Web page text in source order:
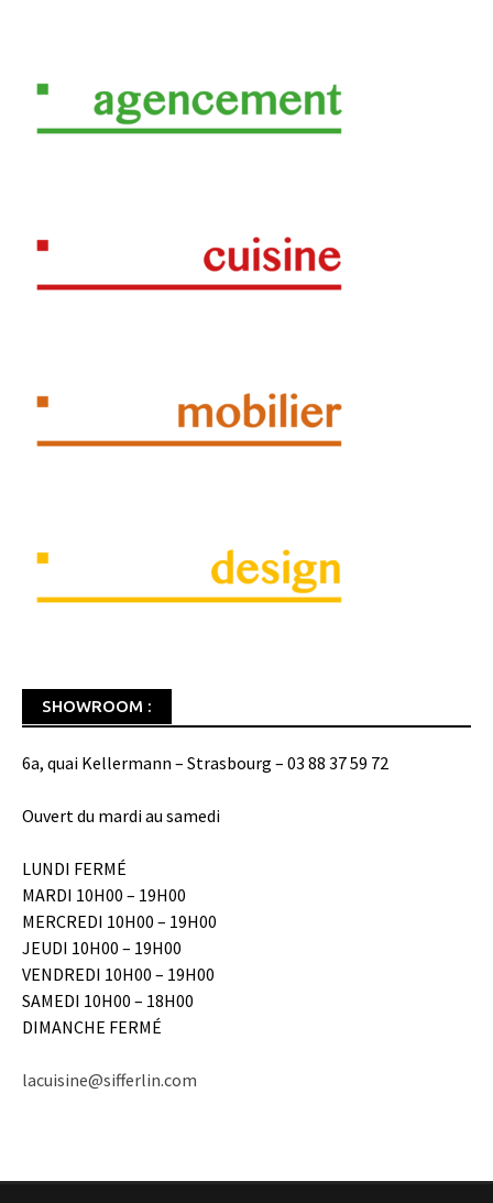
SHOWROOM :
6a, quai Kellermann – Strasbourg – 03 88 37 59 72
Ouvert du mardi au samedi
LUNDI FERMÉ
MARDI 10H00 – 19H00
MERCREDI 10H00 – 19H00
JEUDI 10H00 – 19H00
VENDREDI 10H00 – 19H00
SAMEDI 10H00 – 18H00
DIMANCHE FERMÉ
lacuisine@sifferlin.com